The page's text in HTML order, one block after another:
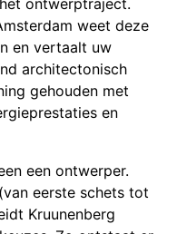
weet deze
en vertaalt uw
architectonisch
gehouden met
en
een ontwerper.
eerste schets tot
Kruunenberg